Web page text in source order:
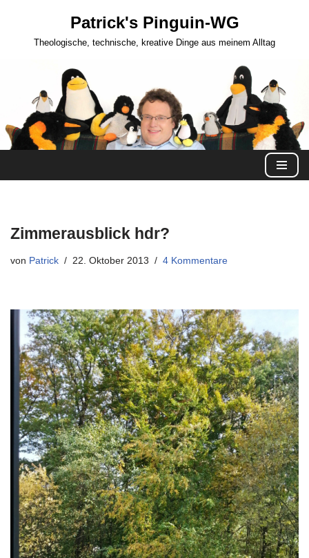
Patrick's Pinguin-WG
Theologische, technische, kreative Dinge aus meinem Alltag
Zimmerausblick hdr?
von Patrick 22. Oktober 2013 4 Kommentare